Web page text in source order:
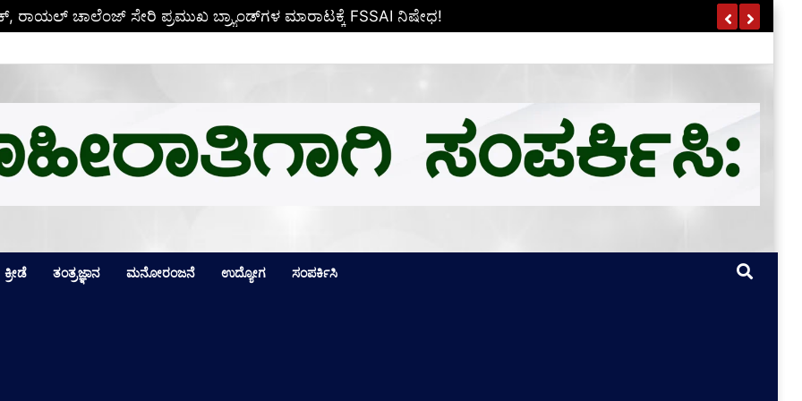
ಒಲಿದ ಪದಕಗಳೆಷ್ಟು? ಪದಕ ಪಟ್ಟಿಯಲ್ಲಿ ಮೊದಲ ಸ್ಥಾನ ಯಾರಿಗೆ? ಪೂರ್ಣ ವಿವರ ಇಲ್ಲಿದೆ…
ಕ್ರೀಡೆ ತಂತ್ರಜ್ಞಾನ ಮನೋರಂಜನೆ ಉದ್ಯೋಗ ಸಂಪರ್ಕಿಸಿ